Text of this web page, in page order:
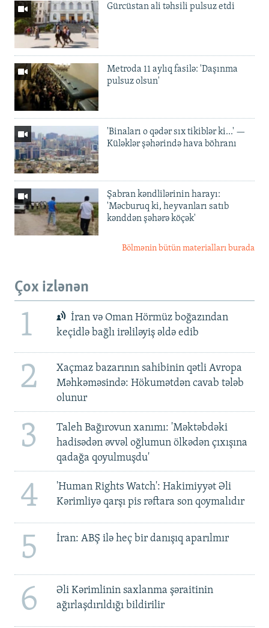
Gürcüstan ali təhsili pulsuz etdi
Metroda 11 aylıq fasilə: 'Daşınma
pulsuz olsun'
'Binaları o qədər sıx tikiblər ki...' —
Küləklər şəhərində hava böhranı
Şabran kəndlilərinin harayı:
'Məcburuq ki, heyvanları satıb
kənddən şəhərə köçək'
Bölmənin bütün materialları burada
Çox izlənən
1
İran və Oman Hörmüz boğazından
keçidlə bağlı irəliləyiş əldə edib
2
Xaçmaz bazarının sahibinin qətli Avropa
Məhkəməsində: Hökumətdən cavab tələb
olunur
3
Taleh Bağırovun xanımı: 'Məktəbdəki
hadisədən əvvəl oğlumun ölkədən çıxışına
qadağa qoyulmuşdu'
4
'Human Rights Watch': Hakimiyyət Əli
Kərimliyə qarşı pis rəftara son qoymalıdır
5 İran: ABŞ ilə heç bir danışıq aparılmır
6
Əli Kərimlinin saxlanma şəraitinin
ağırlaşdırıldığı bildirilir